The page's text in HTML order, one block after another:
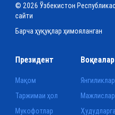
© 2026 Ўзбекистон
сайти
Барча ҳуқуқлар ҳимояланган
Президент
Мақом
Таржимаи ҳол
Мукофотлар
Воқеалар
Янгиликлар
Мажлислар
Ҳудудларга